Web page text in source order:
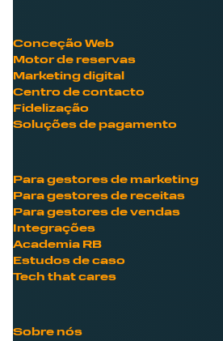
Conceção Web
Motor de reservas
Marketing digital
Centro de contacto
Fidelização
Soluções de pagamento
Para gestores de marketing
Para gestores de receitas
Para gestores de vendas
Integrações
Academia RB
Estudos de caso
Tech that cares
Sobre nós